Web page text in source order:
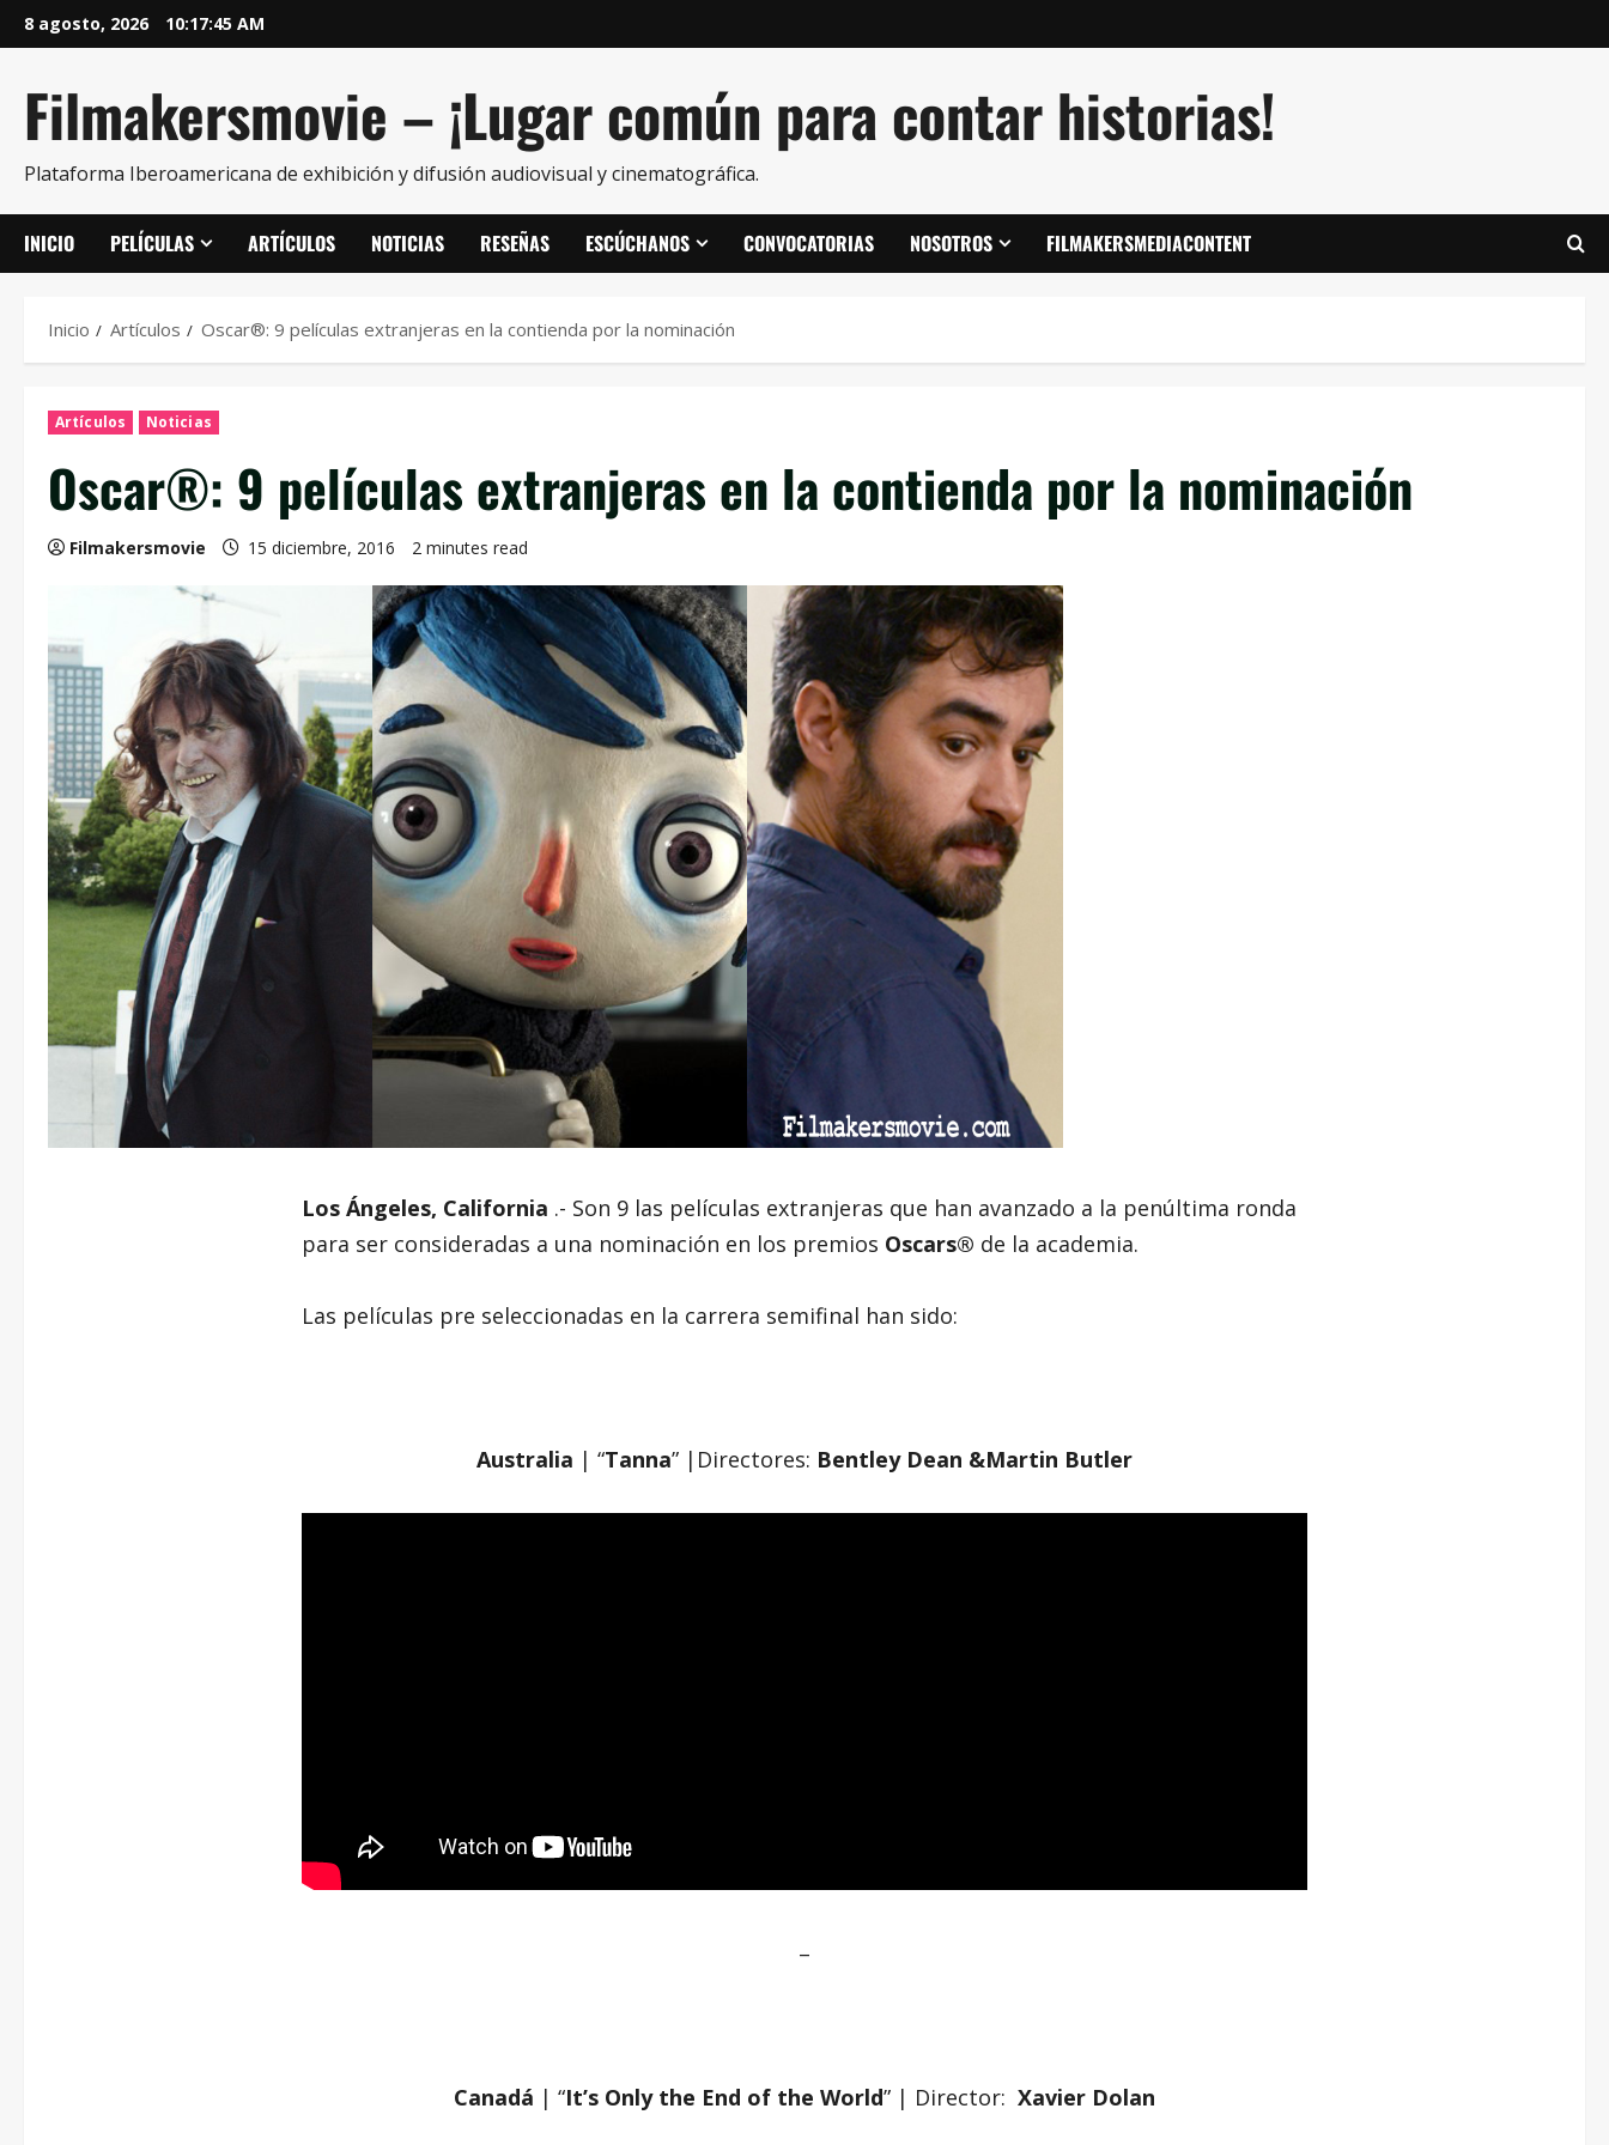
8 agosto, 2026 10:17:46 AM
Filmakersmovie – ¡Lugar común para contar historias!
Plataforma Iberoamericana de exhibición y difusión audiovisual y cinematográfica.
INICIO PELÍCULAS ARTÍCULOS NOTICIAS RESEÑAS ESCÚCHANOS CONVOCATORIAS NOSOTROS FILMAKERSMEDIACONTENT
Inicio Artículos Oscar®: 9 películas extranjeras en la contienda por la nominación
Artículos Noticias
Oscar®: 9 películas extranjeras en la contienda por la nominación
Filmakersmovie 15 diciembre, 2016 2 minutes read
Los Ángeles, California .- Son 9 las películas extranjeras que han avanzado a la penúltima ronda
para ser consideradas a una nominación en los premios Oscars® de la academia.
Las películas pre seleccionadas en la carrera semifinal han sido:
Australia | “Tanna” |Directores: Bentley Dean &Martin Butler
–
Canadá | “It’s Only the End of the World” | Director: Xavier Dolan